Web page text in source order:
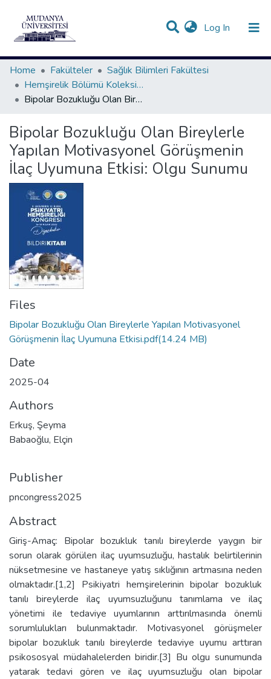
Log In (current)
Communities & Collections
Statistics
All of DSpace
Home
Fakülteler
Sağlık Bilimleri Fakültesi
Hemşirelik Bölümü Koleksiyonu
Bipolar Bozukluğu Olan Bireylerle Yapılan Motivasyonel Görüşmenin İlaç Uyumuna Etkisi: Olgu Sunumu
Bipolar Bozukluğu Olan Bireylerle
Yapılan Motivasyonel Görüşmenin
İlaç Uyumuna Etkisi: Olgu Sunumu
Files
Bipolar Bozukluğu Olan Bireylerle Yapılan Motivasyonel
Görüşmenin İlaç Uyumuna Etkisi.pdf(14.24 MB)
Date
2025-04
Authors
Erkuş, Şeyma
Babaoğlu, Elçin
Publisher
pncongress2025
Abstract
Giriş-Amaç: Bipolar bozukluk tanılı bireylerde yaygın bir
sorun olarak görülen ilaç uyumsuzluğu, hastalık belirtilerinin
nüksetmesine ve hastaneye yatış sıklığının artmasına neden
olmaktadır.[1,2] Psikiyatri hemşirelerinin bipolar bozukluk
tanılı bireylerde ilaç uyumsuzluğunu tanımlama ve ilaç
yönetimi ile tedaviye uyumlarının arttırılmasında önemli
sorumlulukları bulunmaktadır. Motivasyonel görüşmeler
bipolar bozukluk tanılı bireylerde tedaviye uyumu arttıran
psikososyal müdahalelerden biridir.[3] Bu olgu sunumunda
yatarak tedavi gören ve ilaç uyumsuzluğu olan bipolar